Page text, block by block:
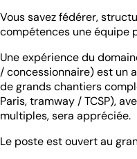
Vous savez fédérer,
compétences une équipe
Une expérience du
/ concessionnaire) est un
de grands chantiers
Paris, tramway / TCSP),
multiples, sera appréciée.
Le poste est ouvert au